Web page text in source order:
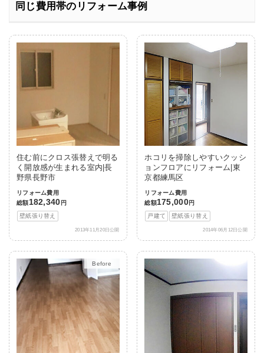
同じ費用帯のリフォーム事例
住む前にクロス張替えで明る
く開放感が生まれる室内|長
野県長野市
リフォーム費用
総額182,340 円
壁紙張り替え
2013年11月20日公開
ホコリを掃除しやすいクッシ
ョンフロアにリフォーム|東
京都練馬区
リフォーム費用
総額175,000円
戸建て
壁紙張り替え
2014年06月12日公開
After